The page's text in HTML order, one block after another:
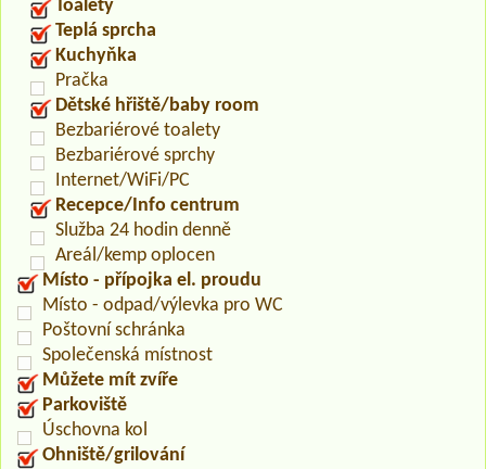
Toalety
Teplá sprcha
Kuchyňka
Pračka
Dětské hřiště/baby room
Bezbariérové toalety
Bezbariérové sprchy
Internet/WiFi/PC
Recepce/Info centrum
Služba 24 hodin denně
Areál/kemp oplocen
Místo - přípojka el. proudu
Místo - odpad/výlevka pro WC
Poštovní schránka
Společenská místnost
Můžete mít zvíře
Parkoviště
Úschovna kol
Ohniště/grilování